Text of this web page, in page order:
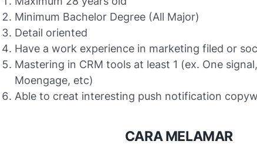
Minimum Bachelor Degree (All Major)
Detail oriented
Have a work experience in marketing filed or
Mastering in CRM tools at least 1 (ex. One
Moengage, etc)
Able to creat interesting push notification
CARA MELAMAR